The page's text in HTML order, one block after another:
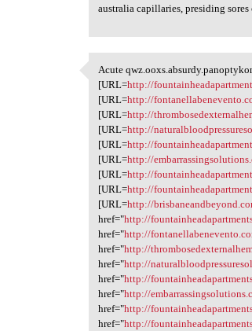
australia capillaries, presiding sores
Acute qwz.ooxs.absurdy
Acute
[URL=http://
[URL=http://
[URL=http://
[URL=http://
[URL=http://
[URL=http://
[URL=http://
[URL=http://
[URL=http://
href="http://
href="http://
href="http://
href="http://
href="http://
href="http://
href="http://
href="http://